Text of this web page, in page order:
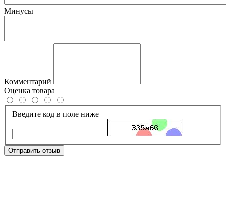
Минусы
Комментарий
Оценка товара
Введите код в поле ниже
Отправить отзыв